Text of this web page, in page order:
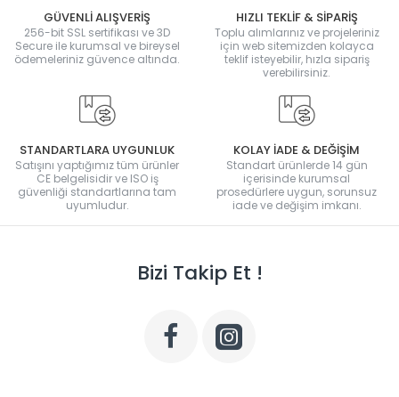
GÜVENLİ ALIŞVERİŞ
256-bit SSL sertifikası ve 3D
Secure ile kurumsal ve bireysel
ödemeleriniz güvence altında.
HIZLI TEKLİF & SİPARİŞ
Toplu alımlarınız ve projeleriniz
için web sitemizden kolayca
teklif isteyebilir, hızla sipariş
verebilirsiniz.
STANDARTLARA UYGUNLUK
Satışını yaptığımız tüm ürünler
CE belgelisidir ve ISO iş
güvenliği standartlarına tam
uyumludur.
KOLAY İADE & DEĞİŞİM
Standart ürünlerde 14 gün
içerisinde kurumsal
prosedürlere uygun, sorunsuz
iade ve değişim imkanı.
Bizi Takip Et !